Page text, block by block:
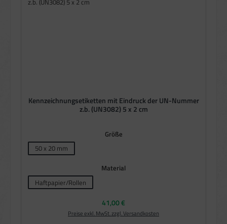
Kennzeichnungsetiketten mit Eindruck der UN-Nummer
z.b. (UN3082) 5 x 2 cm
Größeauswählen
50 x 20 mm
Material
Haftpapier/Rollen
Regulärer Preis:
41,00 €
Preise exkl. MwSt. zzgl. Versandkosten